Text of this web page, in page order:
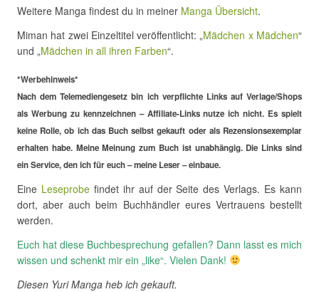
Weitere Manga findest du in meiner Manga Übersicht.
Miman hat zwei Einzeltitel veröffentlicht: „Mädchen x Mädchen“
und „Mädchen in all ihren Farben“.
*Werbehinweis*
Nach dem Telemediengesetz bin ich verpflichte Links auf Verlage/Shops
als Werbung zu kennzeichnen – Affiliate-Links nutze ich nicht. Es spielt
keine Rolle, ob ich das Buch selbst gekauft oder als Rezensionsexemplar
erhalten habe. Meine Meinung zum Buch ist unabhängig. Die Links sind
ein Service, den ich für euch – meine Leser – einbaue.
Eine Leseprobefindet ihr auf der Seite des Verlags. Es kann
dort, aber auch beim Buchhändler eures Vertrauens bestellt
werden.
Euch hat diese Buchbesprechung gefallen? Dann lasst es mich
wissen und schenkt mir ein „like“. Vielen Dank!
Diesen Yuri Manga heb ich gekauft.